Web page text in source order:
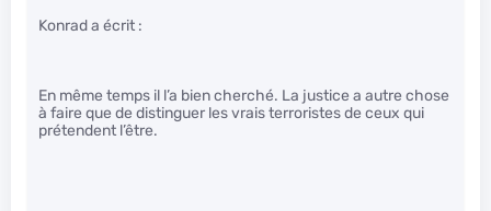
Konrad a écrit :
En même temps il l’a bien cherché. La justice a autre chose
à faire que de distinguer les vrais terroristes de ceux qui
prétendent l’être.